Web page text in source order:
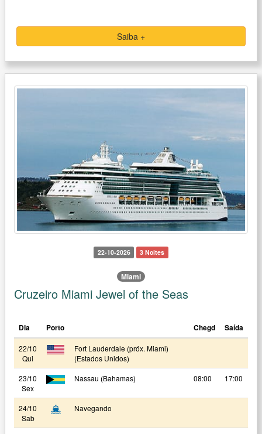
Saiba +
22-10-2026 3 Noites
Miami
Cruzeiro Miami Jewel of the Seas
Dia Porto Chegd Saída
22/10
Qui
Fort Lauderdale (próx. Miami)
(Estados Unidos)
23/10
Sex
Nassau (Bahamas) 08:00 17:00
24/10
Sab
Navegando